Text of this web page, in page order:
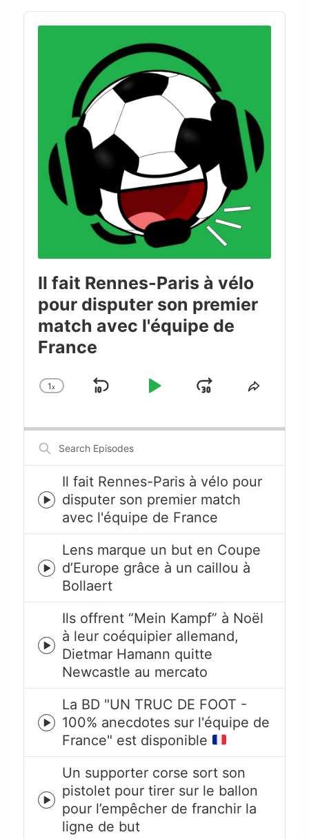
Audio
Player
Il fait Rennes-Paris à vélo
pour disputer son premier
match avec l'équipe de
France
Change
1x
Skip
Play
JumpShare
Search
Episodes
Episode
play
icon
Il fait Rennes-Paris à vélo pour
disputer son premier match
avec l'équipe de France
Episode
play
icon
Lens marque un but en Coupe
d’Europe grâce à un caillou à
Bollaert
Episode
play
icon
Ils offrent “Mein Kampf” à Noël
à leur coéquipier allemand,
Dietmar Hamann quitte
Newcastle au mercato
Episode
play
icon
La BD "UN TRUC DE FOOT -
100% anecdotes sur l'équipe de
France" est disponible
Episode
play
icon
Un supporter corse sort son
pistolet pour tirer sur le ballon
pour l’empêcher de franchir la
ligne de but